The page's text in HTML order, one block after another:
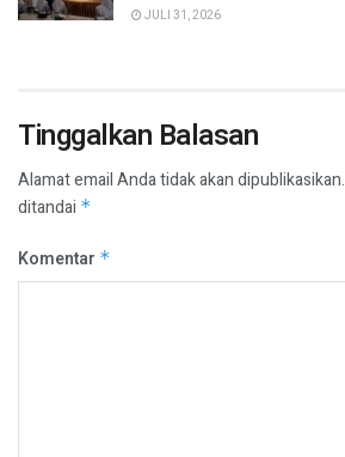
JULI 31, 2026
Tinggalkan Balasan
Alamat email Anda tidak akan dipublikasikan.
ditandai *
Komentar *